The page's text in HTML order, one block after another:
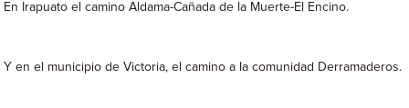
En Irapuato el camino Aldama-Cañada de la Muerte-El Encino.
Y en el municipio de Victoria, el camino a la comunidad Derramaderos.